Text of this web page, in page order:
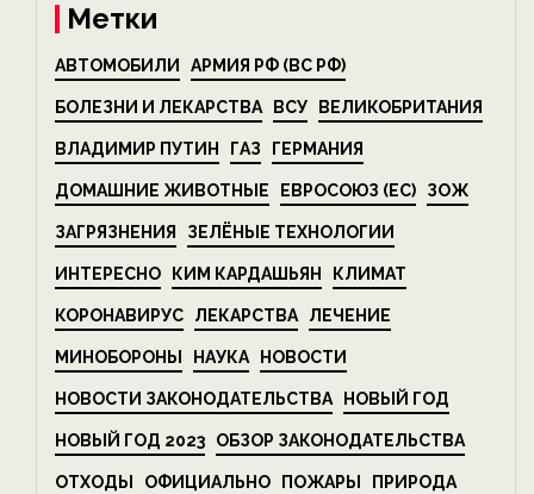
Метки
АВТОМОБИЛИ АРМИЯ РФ (ВС РФ)
БОЛЕЗНИ И ЛЕКАРСТВА ВСУ ВЕЛИКОБРИТАНИЯ
ВЛАДИМИР ПУТИН ГАЗ ГЕРМАНИЯ
ДОМАШНИЕ ЖИВОТНЫЕ ЕВРОСОЮЗ (ЕС) ЗОЖ
ЗАГРЯЗНЕНИЯ ЗЕЛЁНЫЕ ТЕХНОЛОГИИ
ИНТЕРЕСНО КИМ КАРДАШЬЯН КЛИМАТ
КОРОНАВИРУС ЛЕКАРСТВА ЛЕЧЕНИЕ
МИНОБОРОНЫ НАУКА НОВОСТИ
НОВОСТИ ЗАКОНОДАТЕЛЬСТВА НОВЫЙ ГОД
НОВЫЙ ГОД 2023 ОБЗОР ЗАКОНОДАТЕЛЬСТВА
ОТХОДЫ ОФИЦИАЛЬНО ПОЖАРЫ ПРИРОДА